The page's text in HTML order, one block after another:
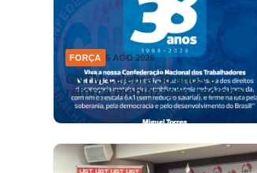
FORÇA 5 AGO 2026
CNTM celebra 38 anos e
reforça mobilização nacional